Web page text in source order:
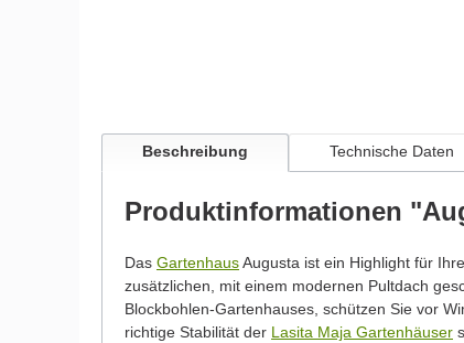
Beschreibung Technische Daten
Produktinformationen
Das GartenhausAugusta ist ein Highlight für
zusätzlichen, mit einem modernen Pultdach
Blockbohlen-Gartenhauses, schützen Sie vor
richtige Stabilität der Lasita Maja Gartenhäuser